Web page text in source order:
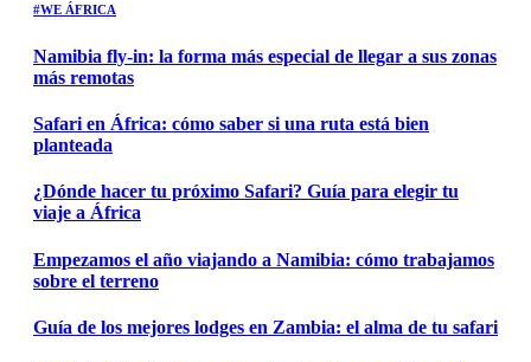
#WE ÁFRICA
Namibia fly-in: la forma más especial de llegar a sus zonas
más remotas
Safari en África: cómo saber si una ruta está bien
planteada
¿Dónde hacer tu próximo Safari? Guía para elegir tu
viaje a África
Empezamos el año viajando a Namibia: cómo trabajamos
sobre el terreno
Guía de los mejores lodges en Zambia: el alma de tu safari